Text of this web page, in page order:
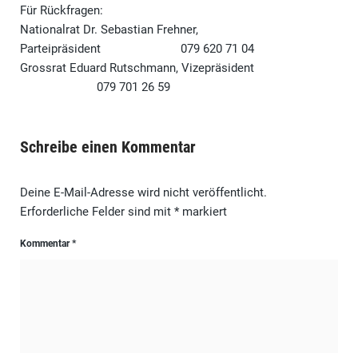
Für Rückfragen:
Nationalrat Dr. Sebastian Frehner,
Parteipräsident 079 620 71 04
Grossrat Eduard Rutschmann, Vizepräsident
079 701 26 59
Schreibe einen Kommentar
Deine E-Mail-Adresse wird nicht veröffentlicht.
Erforderliche Felder sind mit *markiert
Kommentar*